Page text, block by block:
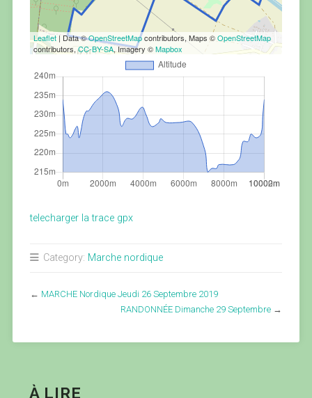
Leaflet| Data ©OpenStreetMapcontributors, Maps ©OpenStreetMap
contributors,CC-BY-SA, Imagery ©Mapbox
telecharger la trace gpx
Category: Marche nordique
← MARCHE Nordique Jeudi 26 Septembre 2019
RANDONNÉE Dimanche 29 Septembre →
À LIRE